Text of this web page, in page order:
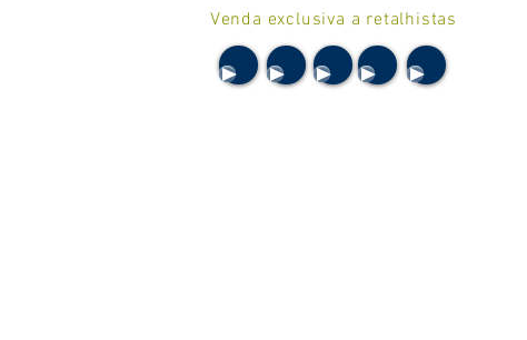
Venda exclusiva a retalhistas